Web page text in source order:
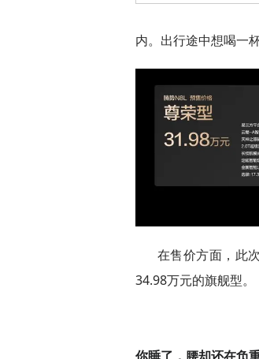
内。出行途中想喝一
在售价方面，此
34.98万元的旗舰型。